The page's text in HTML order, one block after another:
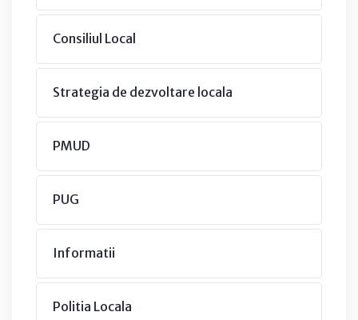
Consiliul Local
Strategia de dezvoltare locala
PMUD
PUG
Informatii
Politia Locala